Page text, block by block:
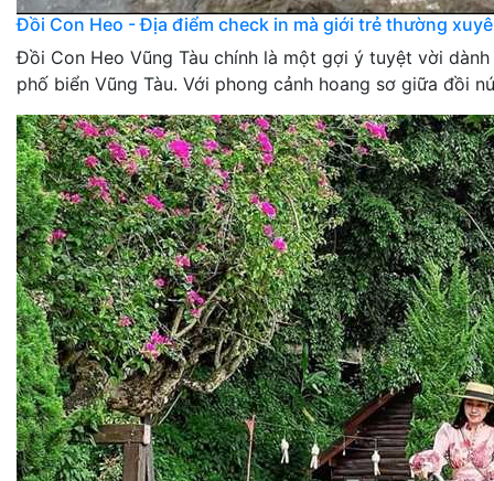
Đồi Con Heo - Địa điểm check in mà giới trẻ thường
Đồi Con Heo Vũng Tàu chính là một gợi ý tuyệt vời
phố biển Vũng Tàu. Với phong cảnh hoang sơ giữa đồi